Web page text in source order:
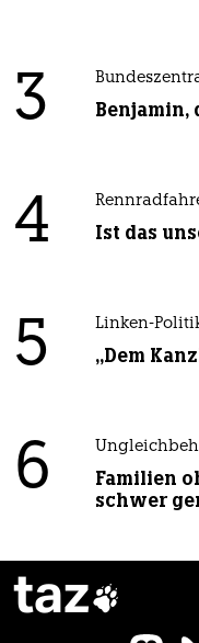
3 Benjamin,
4 Ist das
5 Linken-
„Dem
6
Familien
schwer
taz